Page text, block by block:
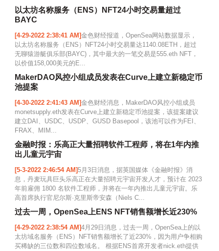
以太坊名称服务（ENS）NFT24小时交易量超过
BAYC
[4-29-2022 2:38:41 AM]金色财经报道，OpenSea网站数据显示，
以太坊名称服务（ENS）NFT24小时交易量达1140.08ETH，超过
无聊猿游艇俱乐部(BAYC)，其中最大的一笔交易是555.eth NFT，
以价值158,000美元的E...
MakerDAO风控小组成员发表在Curve上建立新稳定币
池提案
[4-30-2022 2:41:43 AM]金色财经消息，MakerDAO风控小组成员
monetsupply.eth发表在Curve上建立新稳定币池提案，该提案建议
建立DAI、USDC、USDP、GUSD Basepool，该池可以作为FEI、
FRAX、MIM...
金融时报：乐高正大量招聘软件工程师，将在1年内推
出儿童元宇宙
[5-3-2022 2:46:54 AM]5月3日消息，据英国媒体《金融时报》消
息，丹麦玩具巨头乐高正在大量招聘元宇宙开发人才，预计在 2023
年前雇佣 1800 名软件工程师，并将在一年内推出儿童元宇宙。乐
高首席执行官尼尔斯·克里斯帝安森（Niels C...
过去一周，OpenSea上ENS NFT销售额增长近230%
[4-29-2022 2:38:54 AM]4月29日消息，过去一周，OpenSea上的以
太坊域名服务（ENS）NFT销售额增长了近230%，因为用户争相购
买稀缺的三位数和四位数域名。 根据ENS首席开发者nick.eth提供